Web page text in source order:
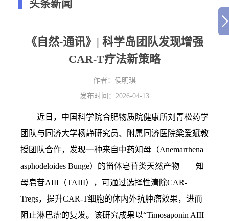
头条新闻
《自然-通讯》| 科学岛团队发现增强
CAR-T疗法新策略
作者： ​侯明琪
发布时间：2026-04-13
近日，中国科学院合肥物质院健康所刘青松药学
团队与同济大学杨静研究员、附属同济医院梁爱斌教
授团队合作，发现一种来自中药知母（Anemarrhena
asphodeloides Bunge）的甾体皂苷类天然产物——知
母皂苷AIII （TAIII），可通过选择性清除CAR-
Tregs，提升CAR-T细胞的体内外抗肿瘤效果，进而
阻止淋巴瘤的复发。该研究成果以“Timosaponin AIII